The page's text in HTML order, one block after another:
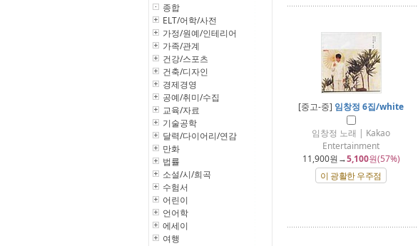
종합
ELT/어학/사전
가정/원예/인테리어
가족/관계
건강/스포츠
건축/디자인
경제경영
공예/취미/수집
교육/자료
기술공학
달력/다이어리/연감
만화
법률
소설/시/희곡
수험서
어린이
언어학
에세이
여행
[중고-중] 임창정 6집/white
임창정 노래 | Kakao
Entertainment
11,900원→5,100원(57%)
이 광활한 우주점